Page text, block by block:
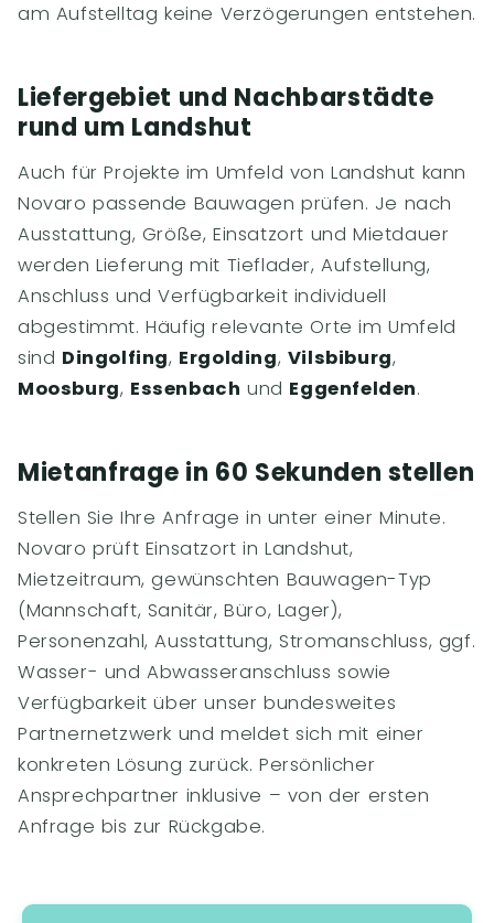
am Aufstelltag keine Verzögerungen entstehen.
Liefergebiet und Nachbarstädte
rund um Landshut
Auch für Projekte im Umfeld von Landshut kann
Novaro passende Bauwagen prüfen. Je nach
Ausstattung, Größe, Einsatzort und Mietdauer
werden Lieferung mit Tieflader, Aufstellung,
Anschluss und Verfügbarkeit individuell
abgestimmt. Häufig relevante Orte im Umfeld
sind Dingolfing, Ergolding, Vilsbiburg,
Moosburg, Essenbach und Eggenfelden.
Mietanfrage in 60 Sekunden stellen
Stellen Sie Ihre Anfrage in unter einer Minute.
Novaro prüft Einsatzort in Landshut,
Mietzeitraum, gewünschten Bauwagen-Typ
(Mannschaft, Sanitär, Büro, Lager),
Personenzahl, Ausstattung, Stromanschluss, ggf.
Wasser- und Abwasseranschluss sowie
Verfügbarkeit über unser bundesweites
Partnernetzwerk und meldet sich mit einer
konkreten Lösung zurück. Persönlicher
Ansprechpartner inklusive – von der ersten
Anfrage bis zur Rückgabe.